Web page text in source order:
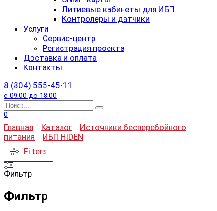
Литиевые кабинеты для ИБП
Контролеры и датчики
Услуги
Сервис-центр
Регистрация проекта
Доставка и оплата
Контакты
8 (804) 555-45-11
с 09:00 до 18:00
Search
for:
0
Главная Каталог
Источники бесперебойного
питания
ИБП HIDEN
Filters
Фильтр
Фильтр